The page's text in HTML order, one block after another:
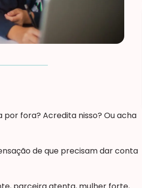
fora? Acredita nisso? Ou acha
de que precisam dar conta